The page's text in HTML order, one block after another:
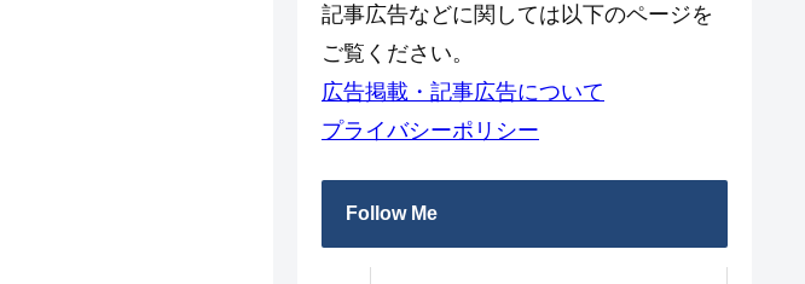
記事広告などに関しては以下のページを
ご覧ください。
広告掲載・記事広告について
プライバシーポリシー
Follow Me